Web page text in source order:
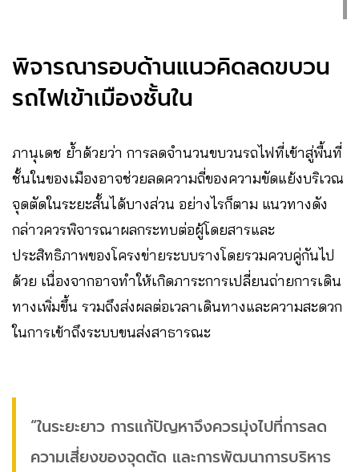
พิจารณารอบด้านแนวคิดลดขบวน
รถไฟเข้าเมืองชั้นใน
ภานุเดช ย้ำด้วยว่า การลดจำนวนขบวนรถไฟที่เข้าสู่พื้นที่
ชั้นในของเมืองอาจช่วยลดความถี่ของความขัดแย้งบริเวณ
จุดตัดในระยะสั้นได้บางส่วน อย่างไรก็ตาม แนวทางดัง
กล่าวควรพิจารณาผลกระทบต่อผู้โดยสารและ
ประสิทธิภาพของโครงข่ายระบบรางโดยรวมควบคู่กันไป
ด้วย เนื่องจากอาจทำให้เกิดภาระการเปลี่ยนถ่ายการเดิน
ทางเพิ่มขึ้น รวมถึงส่งผลต่อเวลาเดินทางและความสะดวก
ในการเข้าถึงระบบขนส่งสาธารณะ
“ในระยะยาว การแก้ปัญหาจึงควรมุ่งไปที่การลด
ความเสี่ยงของจุดตัด และการพัฒนาการบริหาร